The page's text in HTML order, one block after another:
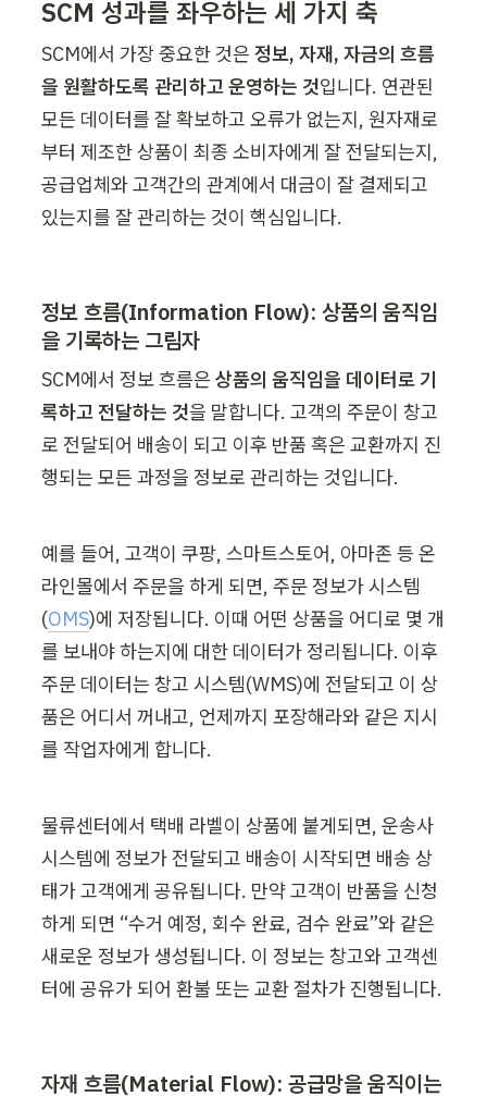
SCM 성과를 좌우하는 세 가지 축
SCM에서 가장 중요한 것은 정보, 자재, 자금의 흐름
을 원활하도록 관리하고 운영하는 것입니다. 연관된
모든 데이터를 잘 확보하고 오류가 없는지, 원자재로
부터 제조한 상품이 최종 소비자에게 잘 전달되는지,
공급업체와 고객간의 관계에서 대금이 잘 결제되고
있는지를 잘 관리하는 것이 핵심입니다.
정보 흐름(Information Flow): 상품의 움직임
을 기록하는 그림자
SCM에서 정보 흐름은 상품의 움직임을 데이터로 기
록하고 전달하는 것을 말합니다. 고객의 주문이 창고
로 전달되어 배송이 되고 이후 반품 혹은 교환까지 진
행되는 모든 과정을 정보로 관리하는 것입니다.
예를 들어, 고객이 쿠팡, 스마트스토어, 아마존 등 온
라인몰에서 주문을 하게 되면, 주문 정보가 시스템
(OMS)에 저장됩니다. 이때 어떤 상품을 어디로 몇 개
를 보내야 하는지에 대한 데이터가 정리됩니다. 이후
주문 데이터는 창고 시스템(WMS)에 전달되고 이 상
품은 어디서 꺼내고, 언제까지 포장해라와 같은 지시
를 작업자에게 합니다.
물류센터에서 택배 라벨이 상품에 붙게되면, 운송사
시스템에 정보가 전달되고 배송이 시작되면 배송 상
태가 고객에게 공유됩니다. 만약 고객이 반품을 신청
하게 되면 “수거 예정, 회수 완료, 검수 완료”와 같은
새로운 정보가 생성됩니다. 이 정보는 창고와 고객센
자재 흐름(Material Flow): 공급망을 움직이는